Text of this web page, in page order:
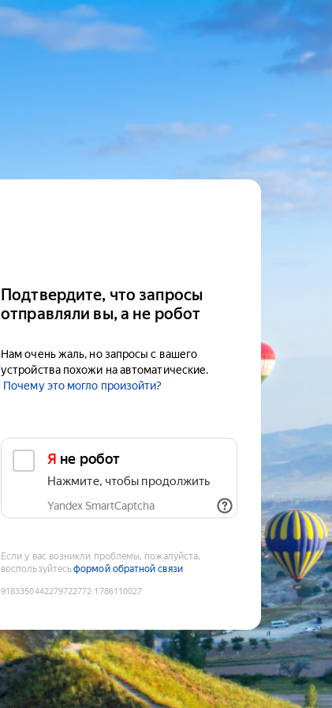
Подтвердите, что запросы
отправляли вы, а не робот
Нам очень жаль, но запросы с вашего
устройства похожи на автоматические.
Почему это могло произойти?
Я не робот
Нажмите, чтобы продолжить
Yandex SmartCaptcha
Если у вас возникли проблемы, пожалуйста,
воспользуйтесьформой обратной связи
9183350442279722772:1786110027